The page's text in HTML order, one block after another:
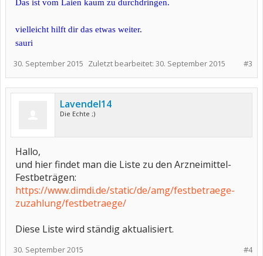
Das ist vom Laien kaum zu durchdringen.
vielleicht hilft dir das etwas weiter.
sauri
#3
30. September 2015 Zuletzt bearbeitet: 30. September 2015
Lavendel14
Die Echte ;)
Hallo,
und hier findet man die Liste zu den Arzneimittel-
Festbeträgen:
https://www.dimdi.de/static/de/amg/festbetraege-
zuzahlung/festbetraege/
Diese Liste wird ständig aktualisiert.
#4
30. September 2015